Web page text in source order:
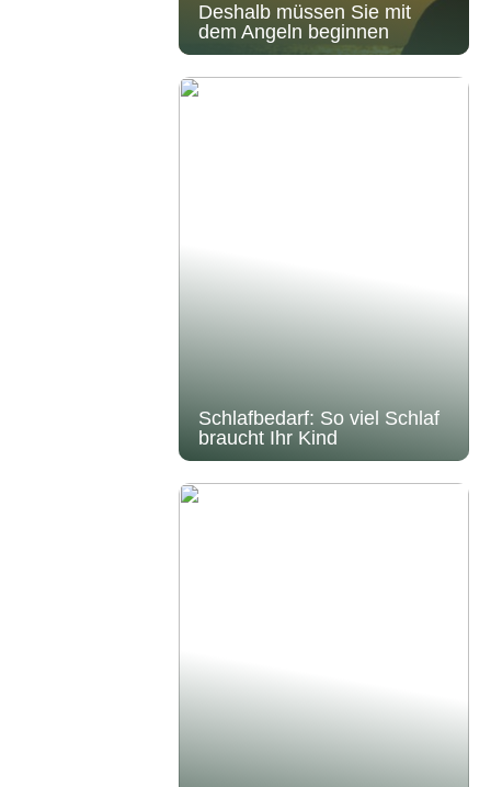
Deshalb müssen Sie mit
dem Angeln beginnen
Schlafbedarf: So viel Schlaf
braucht Ihr Kind